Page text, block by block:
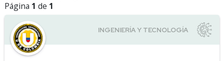
Página 1 de 1